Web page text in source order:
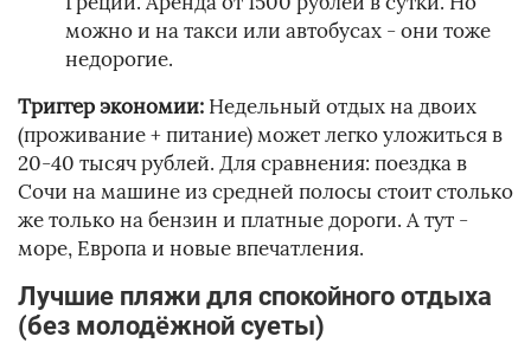
можно и на такси или автобусах - они тоже
недорогие.
Триггер экономии: Недельный отдых на двоих
(проживание + питание) может легко уложиться в
20-40 тысяч рублей. Для сравнения: поездка в
Сочи на машине из средней полосы стоит столько
же только на бензин и платные дороги. А тут -
море, Европа и новые впечатления.
Лучшие пляжи для спокойного отдыха
(без молодёжной суеты)